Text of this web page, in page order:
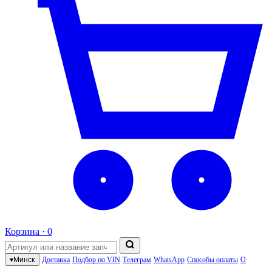
Корзина · 0
▾Минск Доставка Подбор по VIN Телеграм WhatsApp Способы оплаты О